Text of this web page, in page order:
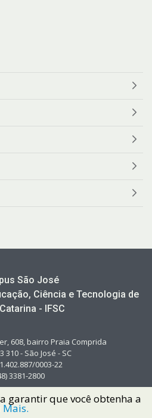
São José
Ciência e Tecnologia de
- IFSC
608, bairro Praia Comprida
310 - São José - SC
0003-22
3381-2800
garantir que você obtenha a
Mais.